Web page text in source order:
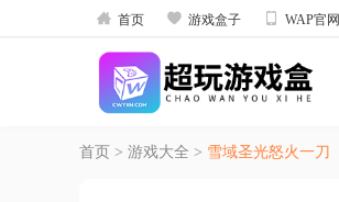
 首页  游戏盒子  WAP官网
首页 > 游戏大全 > 雪域圣光怒火一刀